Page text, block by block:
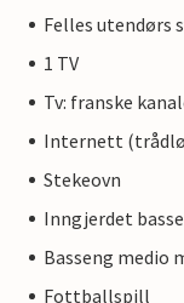
Felles utendørs
1 TV
Tv: franske
Internett
Stekeovn
Inngjerdet
Basseng medio
Fottballspill